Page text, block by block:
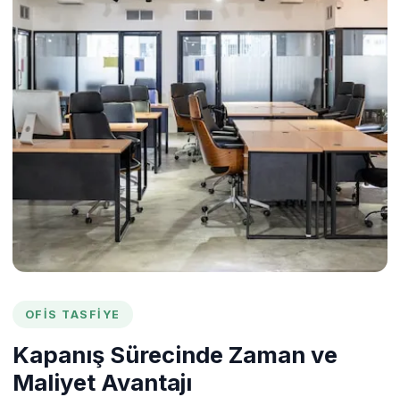
OFIS TASFIYE
Kapanış Sürecinde Zaman ve
Maliyet Avantajı